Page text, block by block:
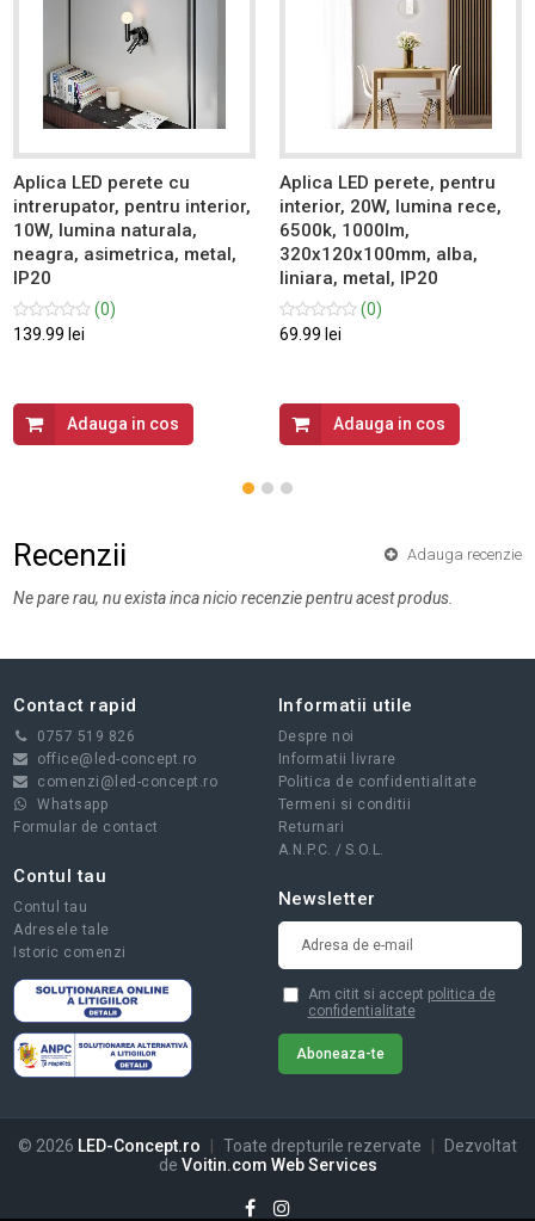
Aplica LED perete cu
intrerupator, pentru interior,
10W, lumina naturala,
neagra, asimetrica, metal,
IP20
(0)
139.99 lei
Adauga in cos
Aplica LED perete, pentru
interior, 20W, lumina rece,
6500k, 1000lm,
320x120x100mm, alba,
liniara, metal, IP20
(0)
69.99 lei
Adauga in cos
Recenzii Adauga recenzie
Ne pare rau, nu exista inca nicio recenzie pentru acest produs.
Contact rapid
0757 519 826
office@led-concept.ro
comenzi@led-concept.ro
Whatsapp
Formular de contact
Informatii utile
Despre noi
Informatii livrare
Politica de confidentialitate
Termeni si conditii
Returnari
A.N.P.C. / S.O.L.
Contul tau
Contul tau
Adresele tale
Istoric comenzi
Newsletter
Am citit si accept politica de
confidentialitate
© 2026 LED-Concept.ro | Toate drepturile rezervate |
Dezvoltat
de Voitin.com Web Services